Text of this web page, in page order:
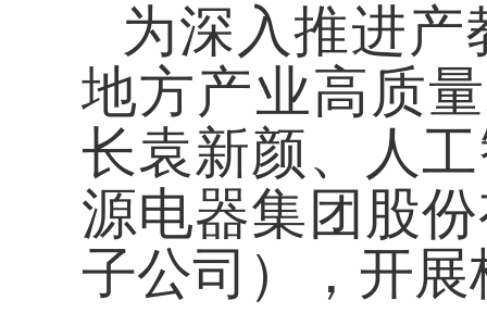
为深入推进
地方产业高质
长袁新颜、人
源电器集团股
子公司）， 开展